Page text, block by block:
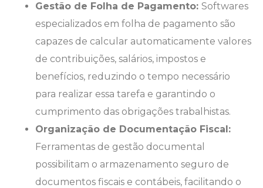
Gestão de Folha de Pagamento: Softwares
especializados em folha de pagamento são
capazes de calcular automaticamente valores
de contribuições, salários, impostos e
benefícios, reduzindo o tempo necessário
para realizar essa tarefa e garantindo o
cumprimento das obrigações trabalhistas.
Organização de Documentação Fiscal:
Ferramentas de gestão documental
possibilitam o armazenamento seguro de
documentos fiscais e contábeis, facilitando o